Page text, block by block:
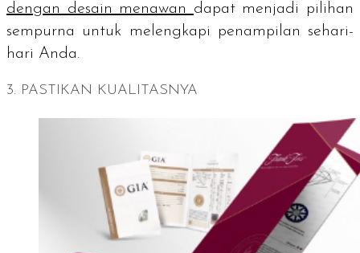
dengan desain menawan dapat menjadi pilihan
sempurna untuk melengkapi penampilan sehari-
hari Anda.
3. PASTIKAN KUALITASNYA